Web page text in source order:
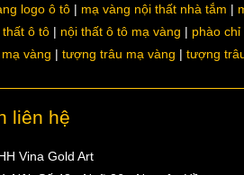
logo ô tô mạ vàng nội thất nhà tắm
thất ô tô nội thất ô tô mạ vàng
phào chỉ
vàng tượng trâu mạ vàng tượng
liên hệ
Vina Gold Art